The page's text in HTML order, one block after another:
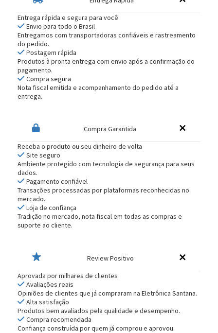
Entrega rápida e segura para você
Envio para todo o Brasil
Entregamos com transportadoras confiáveis e rastreamento
do pedido.
Postagem rápida
Produtos à pronta entrega com envio após a confirmação do
pagamento.
Compra segura
Nota fiscal emitida e acompanhamento do pedido até a
entrega.
Compra Garantida
Receba o produto ou seu dinheiro de volta
Site seguro
Ambiente protegido com tecnologia de segurança para seus
dados.
Pagamento confiável
Transações processadas por plataformas reconhecidas no
mercado.
Loja de confiança
Tradição no mercado, nota fiscal em todas as compras e
suporte ao cliente.
Review Positivo
Aprovada por milhares de clientes
Avaliações reais
Opiniões de clientes que já compraram na Eletrônica Santana.
Alta satisfação
Produtos bem avaliados pela qualidade e desempenho.
Compra recomendada
Confiança construída por quem já comprou e aprovou.